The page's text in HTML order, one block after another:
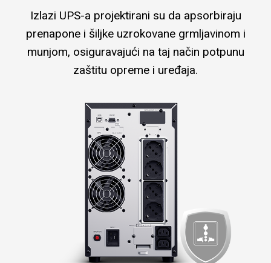
Izlazi UPS-a projektirani su da apsorbiraju
prenapone i šiljke uzrokovane grmljavinom i
munjom, osiguravajući na taj način potpunu
zaštitu opreme i uređaja.